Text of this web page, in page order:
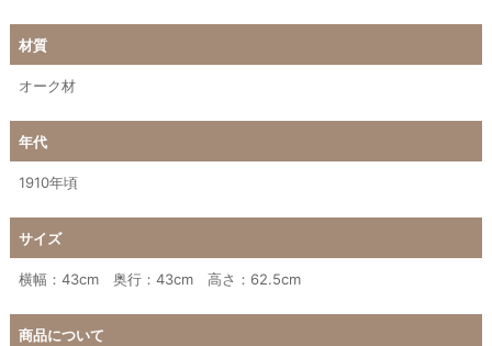
材質
オーク材
年代
1910年頃
サイズ
横幅：43cm 奥行：43cm 高さ：62.5cm
商品について